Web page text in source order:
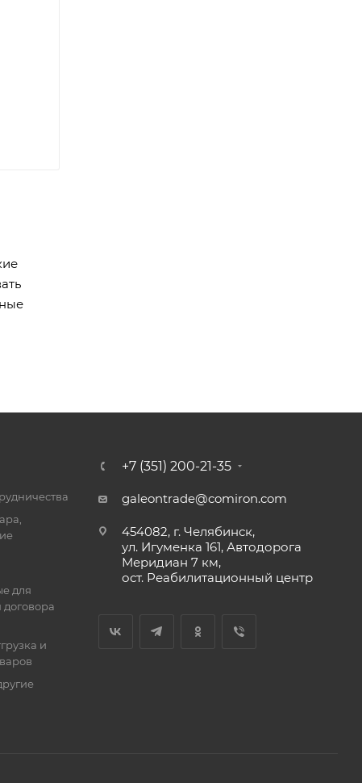
для
и
+7 (351) 200-21-35
galeontrade@comiron.com
454082, г. Челябинск,
ул. Игуменка 161, Автодорога
Меридиан 7 км,
ост. Реабилитационный центр